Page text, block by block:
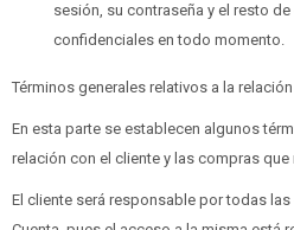
sesión, su contraseña y el resto
confidenciales en todo momento.
Términos generales relativos a la
En esta parte se establecen algunos
relación con el cliente y las compras que
El cliente será responsable por todas